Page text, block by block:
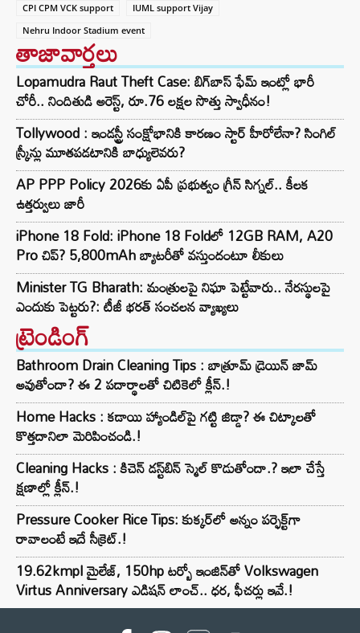
CPI CPM VCK support
IUML support Vijay
Nehru Indoor Stadium event
తాజావార్తలు
Lopamudra Raut Theft Case: బిగ్‌బాస్ ఫేమ్ ఇంట్లో భారీ
చోరీ.. నిందితుడి అరెస్ట్, రూ.76 లక్షల సొత్తు స్వాధీనం!
Tollywood : ఇండస్ట్రీ సంక్షోభానికి కారణం స్టార్ హీరోలేనా? సింగిల్
స్క్రీన్లు మూతపడటానికి బాధ్యులెవరు?
AP PPP Policy 2026కు ఏపీ ప్రభుత్వం గ్రీన్ సిగ్నల్.. కీలక
ఉత్తర్వులు జారీ
iPhone 18 Fold: iPhone 18 Fold‌లో 12GB RAM, A20
Pro చిప్? 5,800mAh బ్యాటరీతో వస్తుందంటూ లీకులు
Minister TG Bharath: మంత్రులపై నిఘా పెట్టేవారు.. నేరస్థులపై
ఎందుకు పెట్టరు?: టీజీ భరత్ సంచలన వ్యాఖ్యలు
ట్రెండింగ్‌
Bathroom Drain Cleaning Tips : బాత్రూమ్ డ్రెయిన్ జామ్
అవుతోందా? ఈ 2 పదార్థాలతో చిటికెలో క్లీన్.!
Home Hacks : కడాయి హ్యాండిల్‌పై గట్టి జిడ్డా? ఈ చిట్కాలతో
కొత్తదానిలా మెరిపించండి.!
Cleaning Hacks : కిచెన్ డస్ట్‌బిన్ స్మెల్ కొడుతోందా.? ఇలా చేస్తే
క్షణాల్లో క్లీన్.!
Pressure Cooker Rice Tips: కుక్కర్‌లో అన్నం పర్ఫెక్ట్‌గా
రావాలంటే ఇదే సీక్రెట్.!
19.62kmpl మైలేజ్, 150hp టర్బో ఇంజిన్‌తో Volkswagen
Virtus Anniversary ఎడిషన్ లాంచ్.. ధర, ఫీచర్లు ఇవే.!